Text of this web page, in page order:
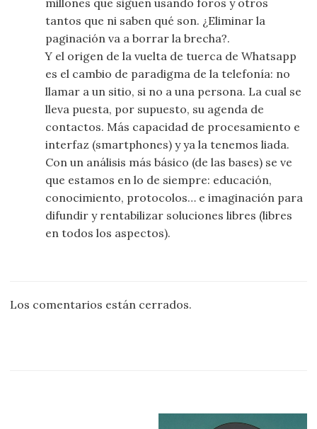
tantos que ni saben qué son. ¿Eliminar la
paginación va a borrar la brecha?.
Y el origen de la vuelta de tuerca de Whatsapp
es el cambio de paradigma de la telefonía: no
llamar a un sitio, si no a una persona. La cual se
lleva puesta, por supuesto, su agenda de
contactos. Más capacidad de procesamiento e
interfaz (smartphones) y ya la tenemos liada.
Con un análisis más básico (de las bases) se ve
que estamos en lo de siempre: educación,
conocimiento, protocolos… e imaginación para
difundir y rentabilizar soluciones libres (libres
en todos los aspectos).
Los comentarios están cerrados.